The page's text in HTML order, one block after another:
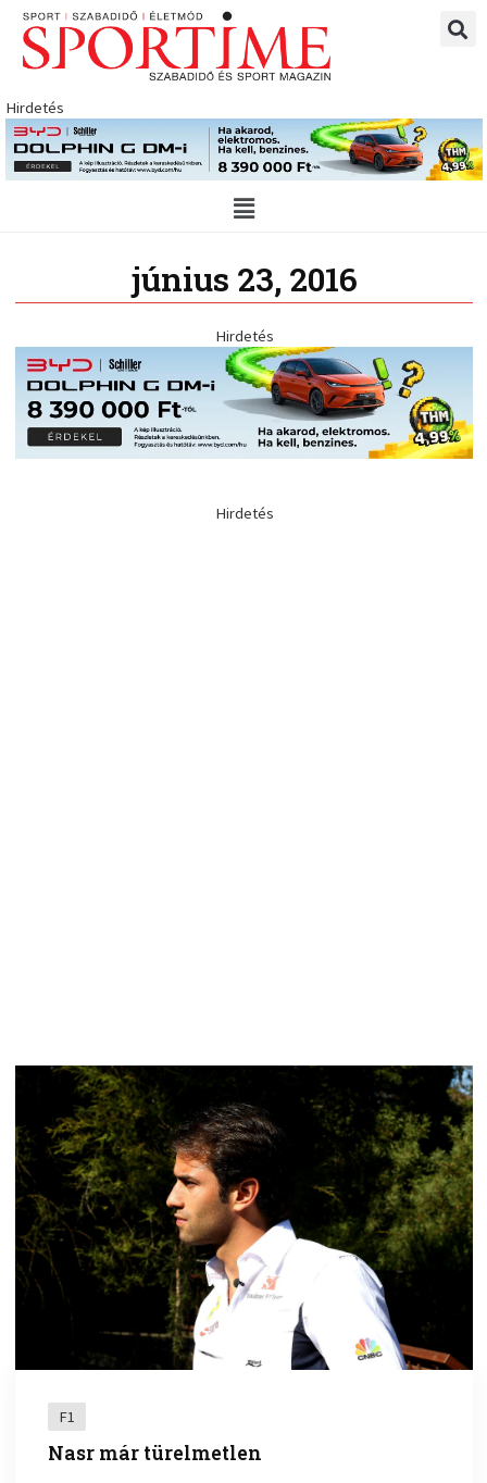
Skip
content
Hirdetés
Main
Menu
június 23, 2016
Hirdetés
Hirdetés
F1
Nasr már türelmetlen